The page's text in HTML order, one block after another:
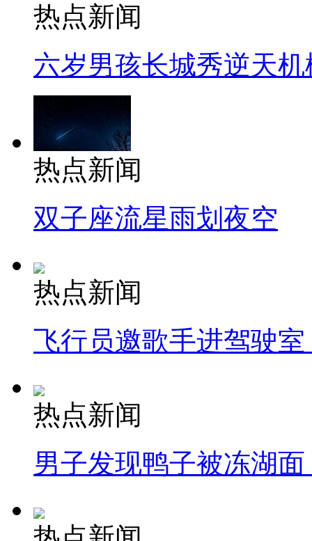
热点新闻
六岁男孩长城秀逆天机
热点新闻
双子座流星雨划夜空
热点新闻
飞行员邀歌手进驾驶
热点新闻
男子发现鸭子被冻湖